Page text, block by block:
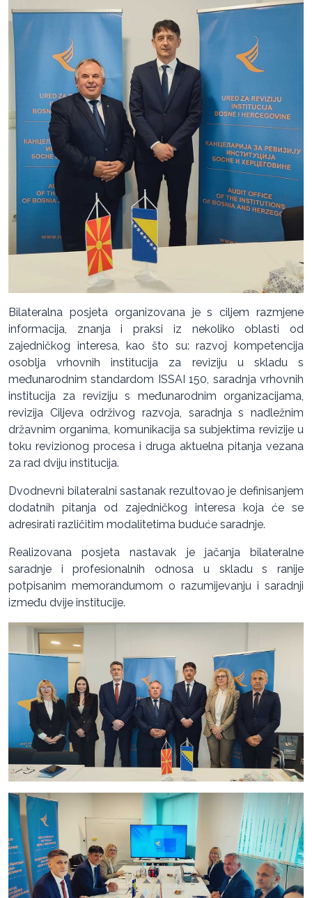
Bilateralna posjeta organizovana je s ciljem razmjene
informacija, znanja i praksi iz nekoliko oblasti od
zajedničkog interesa, kao što su: razvoj kompetencija
osoblja vrhovnih institucija za reviziju u skladu s
međunarodnim standardom ISSAI 150, saradnja vrhovnih
institucija za reviziju s međunarodnim organizacijama,
revizija Ciljeva održivog razvoja, saradnja s nadležnim
državnim organima, komunikacija sa subjektima revizije u
toku revizionog procesa i druga aktuelna pitanja vezana
za rad dviju institucija.
Dvodnevni bilateralni sastanak rezultovao je definisanjem
dodatnih pitanja od zajedničkog interesa koja će se
adresirati različitim modalitetima buduće saradnje.
Realizovana posjeta nastavak je jačanja bilateralne
saradnje i profesionalnih odnosa u skladu s ranije
potpisanim memorandumom o razumijevanju i saradnji
između dvije institucije.